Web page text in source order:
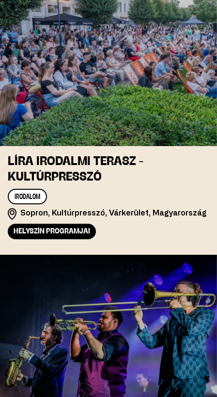
LÍRA IRODALMI TERASZ -
KULTÚRPRESSZÓ
IRODALOM
Sopron, Kultúrpresszó, Várkerület, Magyarország
HELYSZÍN PROGRAMJAI